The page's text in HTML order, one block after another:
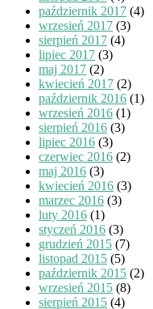
październik 2017 (4)
wrzesień 2017 (3)
sierpień 2017 (4)
lipiec 2017 (3)
maj 2017 (2)
kwiecień 2017 (2)
październik 2016 (1)
wrzesień 2016 (1)
sierpień 2016 (3)
lipiec 2016 (3)
czerwiec 2016 (2)
maj 2016 (3)
kwiecień 2016 (3)
marzec 2016 (3)
luty 2016 (1)
styczeń 2016 (3)
grudzień 2015 (7)
listopad 2015 (5)
październik 2015 (2)
wrzesień 2015 (8)
sierpień 2015 (4)